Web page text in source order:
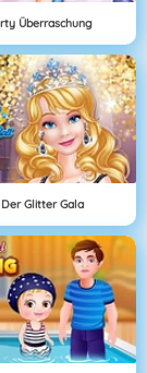
Überraschung
Glitter Gala